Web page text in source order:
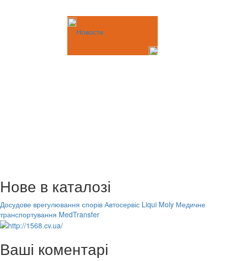
Новости
Нове в каталозі
Досудове врегулювання спорів Автосервіс Liqui Moly Медичне
транспортування MedTransfer
Ваші коментарі